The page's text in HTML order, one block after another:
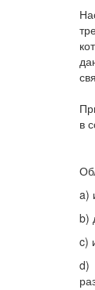
в
a)
b)
c)
d)